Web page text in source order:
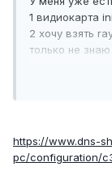
1 видиокарта
2 хочу взять
только не знаю
Блок питания
6.Корпус
белый
https://www.dns-
pc/configuration/